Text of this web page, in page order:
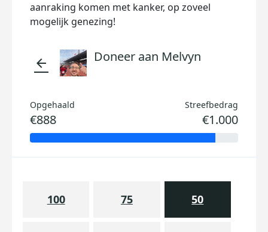
aanraking komen met kanker, op zoveel
mogelijk genezing!
arrow_back Doneer aan Melvyn
Opgehaald
€888
Streefbedrag
€1.000
100 75 50